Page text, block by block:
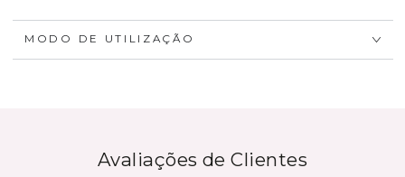
MODO DE UTILIZAÇÃO
Avaliações de Clientes